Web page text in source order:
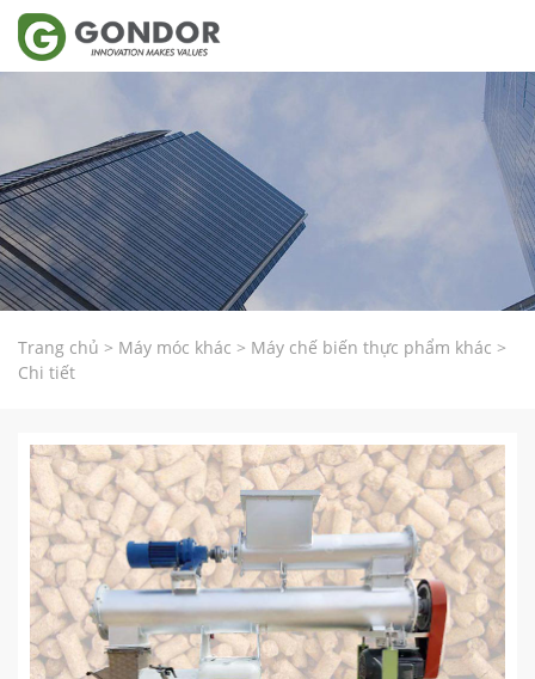
Trang chủ > Máy móc khác > Máy chế biến thực phẩm khác >
Chi tiết